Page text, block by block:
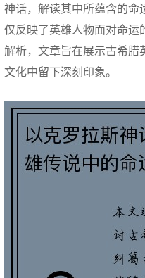
神话，解读其中所蕴含的命
仅反映了英雄人物面对命运
解析，文章旨在展示古希腊
文化中留下深刻印象。